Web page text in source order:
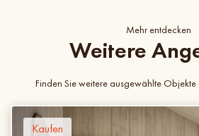
Mehr entdecken
Weitere
Finden Sie weitere ausgewählte Objekte
Kaufen